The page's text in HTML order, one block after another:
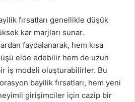
fırsatları genellikle düşük
kar marjları sunar.
faydalanarak, hem kısa
elde edebilir hem de uzun
iş modeli oluşturabilirler. Bu
bayilik fırsatları, hem yeni
girişimciler için cazip bir